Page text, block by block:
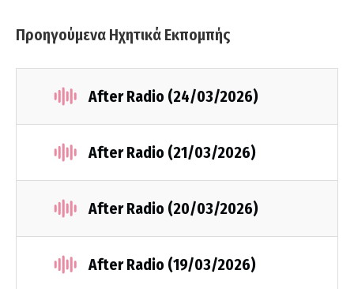
Προηγούμενα Ηχητικά Εκπομπής
After Radio (24/03/2026)
After Radio (21/03/2026)
After Radio (20/03/2026)
After Radio (19/03/2026)